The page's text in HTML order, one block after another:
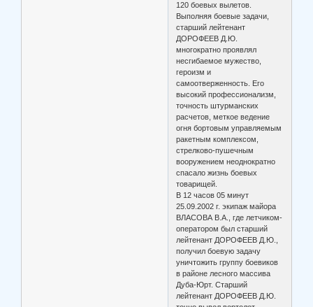
120 боевых вылетов.
Выполняя боевые задачи,
старший лейтенант
ДОРОФЕЕВ Д.Ю.
многократно проявлял
несгибаемое мужество,
героизм и
самоотверженность. Его
высокий профессионализм,
точность штурманских
расчетов, меткое ведение
огня бортовым управляемым
ракетным комплексом,
стрелково-пушечным
вооружением неоднократно
спасало жизнь боевых
товарищей.
В 12 часов 05 минут
25.09.2002 г. экипаж майора
ВЛАСОВА В.А., где летчиком-
оператором был старший
лейтенант ДОРОФЕЕВ Д.Ю.,
получил боевую задачу
уничтожить группу боевиков
в районе лесного массива
Дуба-Юрт. Старший
лейтенант ДОРОФЕЕВ Д.Ю.